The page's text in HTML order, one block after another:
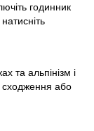
годинник
та альпінізм і
сходження або